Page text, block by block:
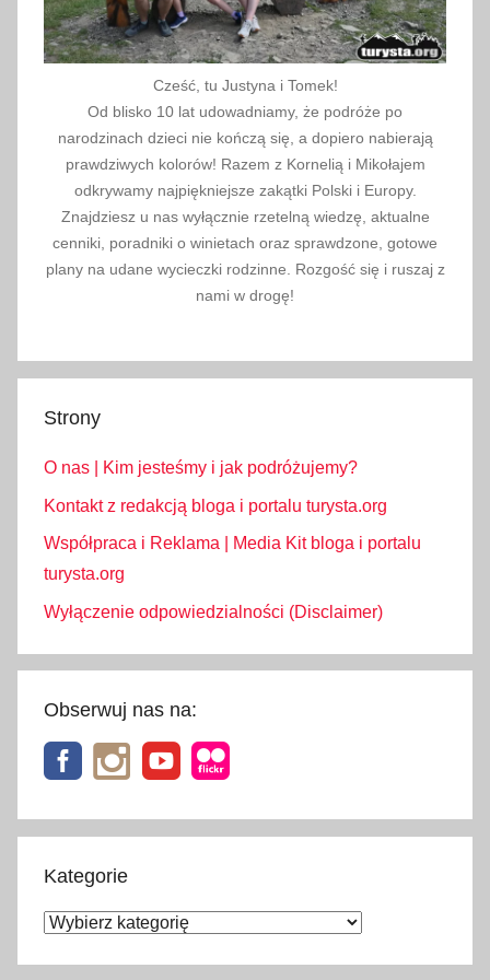
Cześć, tu Justyna i Tomek!
Od blisko 10 lat udowadniamy, że podróże po
narodzinach dzieci nie kończą się, a dopiero nabierają
prawdziwych kolorów! Razem z Kornelią i Mikołajem
odkrywamy najpiękniejsze zakątki Polski i Europy.
Znajdziesz u nas wyłącznie rzetelną wiedzę, aktualne
cenniki, poradniki o winietach oraz sprawdzone, gotowe
plany na udane wycieczki rodzinne. Rozgość się i ruszaj z
nami w drogę!
Strony
O nas | Kim jesteśmy i jak podróżujemy?
Kontakt z redakcją bloga i portalu turysta.org
Współpraca i Reklama | Media Kit bloga i portalu
turysta.org
Wyłączenie odpowiedzialności (Disclaimer)
Obserwuj nas na:
Kategorie
Kategorie